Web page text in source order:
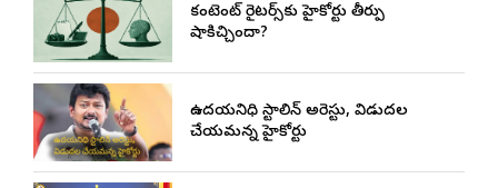
కంటెంట్ రైటర్స్‌కు హైకోర్టు తీర్పు
షాకిచ్చిందా?
ఉదయనిధి స్టాలిన్ అరెస్టు, విడుదల
చేయమన్న హైకోర్టు